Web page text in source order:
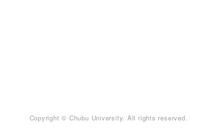
Copyright © Chubu University. All rights reserved.